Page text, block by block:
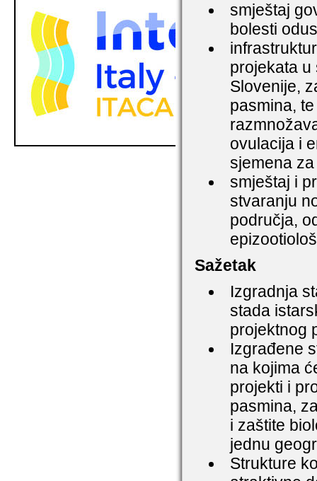
smještaj
bolesti
projekata u
Slovenije,
pasmina,
ovulacija i
sjemena
smještaj i
stvaranju
područja,
Sažetak
Izgradnja
stada
projektnog
Izgrađene
na kojima
projekti i
pasmina,
i zaštite
jednu
Strukture